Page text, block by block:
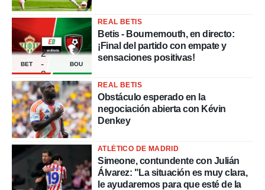
BET
2
-
2
BOU
REAL BETIS
Betis - Bournemouth, en directo:
¡Final del partido con empate y
sensaciones positivas!
REAL BETIS
Obstáculo esperado en la
negociación abierta con Kévin
Denkey
ATLÉTICO DE MADRID
Simeone, contundente con Julián
Álvarez: "La situación es muy clara,
le ayudaremos para que esté de la